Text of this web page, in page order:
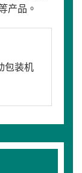
产品。
包装机